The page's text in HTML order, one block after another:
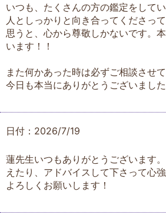
いつも、たくさんの方の鑑定をして
人としっかりと向き合ってくださっ
思うと、心から尊敬しかないです。
います！！
また何かあった時は必ずご相談させ
今日も本当にありがとうございました
日付：2026/7/19
蓮先生いつもありがとうございます
えたり、アドバイスして下さって心
よろしくお願いします！